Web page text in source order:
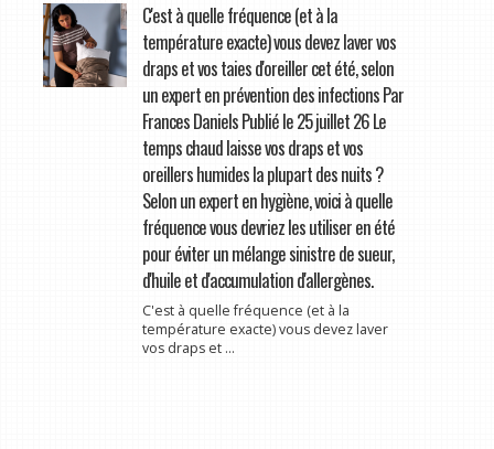
C'est à quelle fréquence (et à la
température exacte) vous devez laver vos
draps et vos taies d'oreiller cet été, selon
un expert en prévention des infections Par
Frances Daniels Publié le 25 juillet 26 Le
temps chaud laisse vos draps et vos
oreillers humides la plupart des nuits ?
Selon un expert en hygiène, voici à quelle
fréquence vous devriez les utiliser en été
pour éviter un mélange sinistre de sueur,
d'huile et d'accumulation d'allergènes.
C'est à quelle fréquence (et à la
température exacte) vous devez laver
vos draps et ...